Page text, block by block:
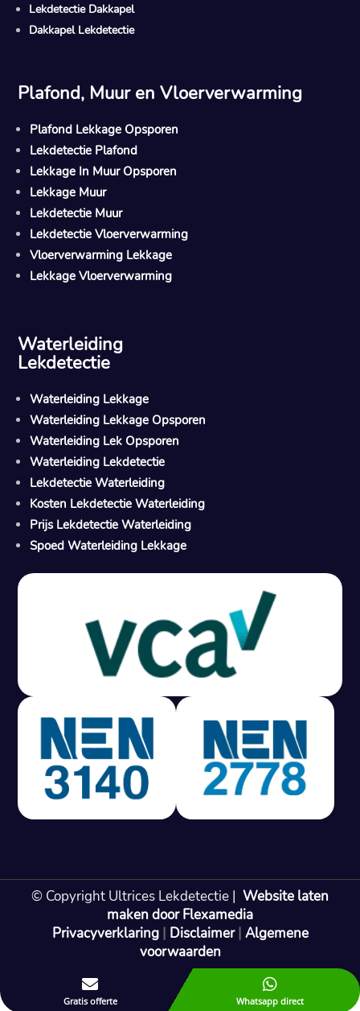
M
Gratis offerte in 24 uur
Geen lekkage? Geen betaling.
Vast tarief van € 395,- exc btw.
Rapport binnen 3 werkdagen.
100% RIsicovrij.
Vaak vergoed door verzekeraar.
Gratis offerte in 24 uur
Bel: 085 080 55 42
Lekdetectie Dakkapel
Dakkapel Lekdetectie
Plafond, Muur en Vloerverwarming
Plafond Lekkage Opsporen
Lekdetectie Plafond
Lekkage In Muur Opsporen
Lekkage Muur
Lekdetectie Muur
Lekdetectie Vloerverwarming
Vloerverwarming Lekkage
Lekkage Vloerverwarming
Waterleiding
Lekdetectie
Waterleiding Lekkage
Waterleiding Lekkage Opsporen
Waterleiding Lek Opsporen
Waterleiding Lekdetectie
Lekdetectie Waterleiding
Kosten Lekdetectie Waterleiding
Prijs Lekdetectie Waterleiding
Spoed Waterleiding Lekkage
© Copyright Ultrices Lekdetectie | Website laten
maken door Flexamedia
Privacyverklaring| Disclaimer| Algemene
voorwaarden

Gratis offerte

Whatsapp direct